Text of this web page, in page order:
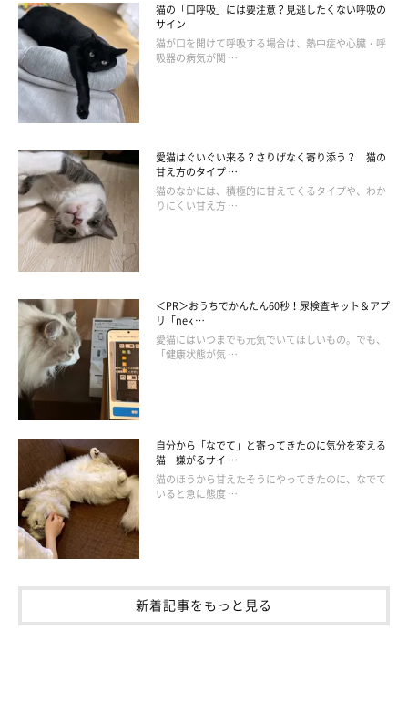
「猫の気持ちを考えた行動」とは？
getty
ーー最後に、「猫の気持ちを考えた行動」とはどのようなもの
か、飼い主さんにアドバイスをお願いします！
獣医師：
「まずは、
『猫が何を求めているのか』をよく考えて動く
ので、ストレスを感じていないかなど様子をよく見
てあげてくださいね。
猫の「口呼吸」には要注意？見逃したくない呼吸の
サイン
猫が口を開けて呼吸する場合は、熱中症や心臓・呼
吸器の病気が関 …
愛猫はぐいぐい来る？さりげなく寄り添う？ 猫の
甘え方のタイプ …
猫のなかには、積極的に甘えてくるタイプや、わか
りにくい甘え方 …
＜PR＞おうちでかんたん60秒！尿検査キット＆アプ
リ「nek …
愛猫にはいつまでも元気でいてほしいもの。でも、
「健康状態が気 …
自分から「なでて」と寄ってきたのに気分を変える
猫 嫌がるサイ …
猫のほうから甘えたそうにやってきたのに、なでて
いると急に態度 …
新着記事をもっと見る